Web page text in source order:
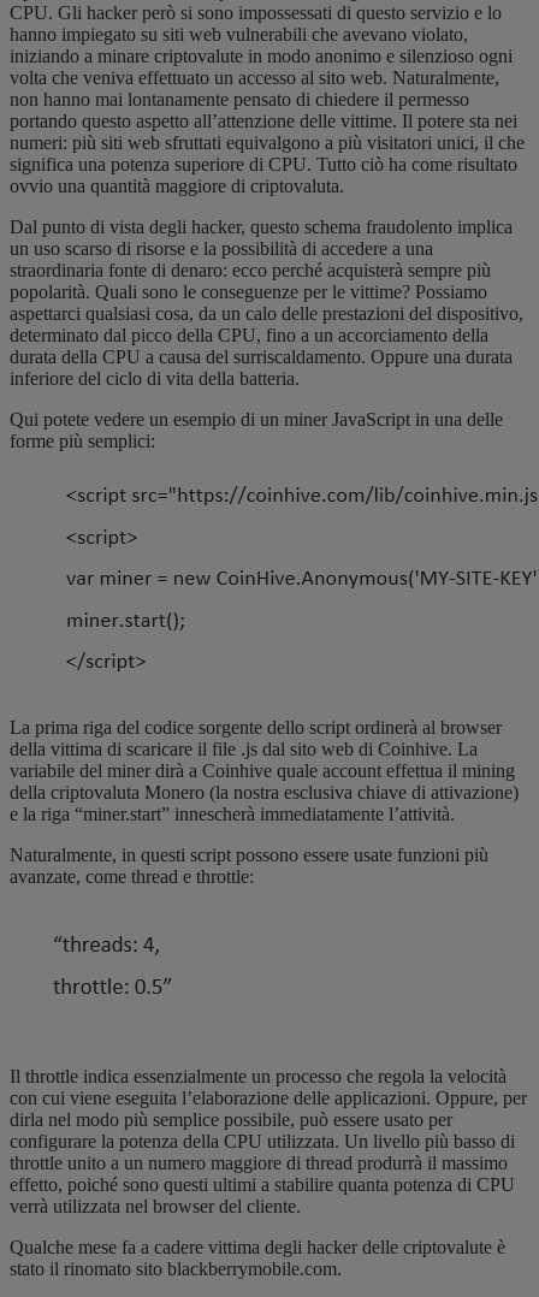
CPU. Gli hacker però si sono impossessati di questo servizio e lo
hanno impiegato su siti web vulnerabili che avevano violato,
iniziando a minare criptovalute in modo anonimo e silenzioso ogni
volta che veniva effettuato un accesso al sito web. Naturalmente,
non hanno mai lontanamente pensato di chiedere il permesso
portando questo aspetto all’attenzione delle vittime. Il potere sta nei
numeri: più siti web sfruttati equivalgono a più visitatori unici, il che
significa una potenza superiore di CPU. Tutto ciò ha come risultato
ovvio una quantità maggiore di criptovaluta.
Dal punto di vista degli hacker, questo schema fraudolento implica
un uso scarso di risorse e la possibilità di accedere a una
straordinaria fonte di denaro: ecco perché acquisterà sempre più
popolarità. Quali sono le conseguenze per le vittime? Possiamo
aspettarci qualsiasi cosa, da un calo delle prestazioni del dispositivo,
determinato dal picco della CPU, fino a un accorciamento della
durata della CPU a causa del surriscaldamento. Oppure una durata
inferiore del ciclo di vita della batteria.
Qui potete vedere un esempio di un miner JavaScript in una delle
forme più semplici:
La prima riga del codice sorgente dello script ordinerà al browser
della vittima di scaricare il file .js dal sito web di Coinhive. La
variabile del miner dirà a Coinhive quale account effettua il mining
della criptovaluta Monero (la nostra esclusiva chiave di attivazione)
e la riga “miner.start” innescherà immediatamente l’attività.
Naturalmente, in questi script possono essere usate funzioni più
avanzate, come thread e throttle:
Il throttle indica essenzialmente un processo che regola la velocità
con cui viene eseguita l’elaborazione delle applicazioni. Oppure, per
dirla nel modo più semplice possibile, può essere usato per
configurare la potenza della CPU utilizzata. Un livello più basso di
throttle unito a un numero maggiore di thread produrrà il massimo
effetto, poiché sono questi ultimi a stabilire quanta potenza di CPU
verrà utilizzata nel browser del cliente.
Qualche mese fa a cadere vittima degli hacker delle criptovalute è
stato il rinomato sito blackberrymobile.com.